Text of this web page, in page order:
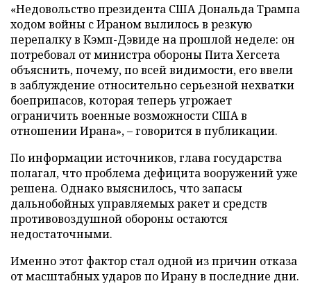
«Недовольство президента США Дональда Трампа
ходом войны с Ираном вылилось в резкую
перепалку в Кэмп-Дэвиде на прошлой неделе: он
потребовал от министра обороны Пита Хегсета
объяснить, почему, по всей видимости, его ввели
в заблуждение относительно серьезной нехватки
боеприпасов, которая теперь угрожает
ограничить военные возможности США в
отношении Ирана», – говорится в публикации.
По информации источников, глава государства
полагал, что проблема дефицита вооружений уже
решена. Однако выяснилось, что запасы
дальнобойных управляемых ракет и средств
противовоздушной обороны остаются
недостаточными.
Именно этот фактор стал одной из причин отказа
от масштабных ударов по Ирану в последние дни.